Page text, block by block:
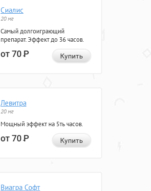
Сиалис
20 мг
Самый долгоиграющий
препарат. Эффект до 36 часов.
от 70Р Купить
Левитра
20 мг
Мощный эффект на 5ть часов.
от 70Р Купить
Виагра Софт